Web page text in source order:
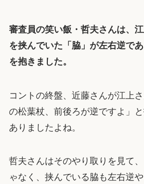
審査員の笑い飯・哲夫さんは、
を挟んでいた「脇」が左右逆で
を抱きました。
コントの終盤、近藤さんが江上
の松葉杖、前後ろが逆ですよ」
ありましたよね。
哲夫さんはそのやり取りを見て
ゃなく、挟んでいる脇も左右逆